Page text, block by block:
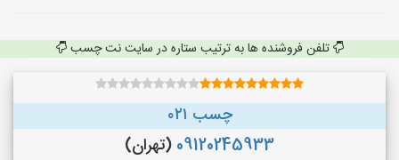
تلفن فروشنده ها به ترتیب ستاره در سایت نت چسب
چسب ۰۲۱
09120245933 (تهران)